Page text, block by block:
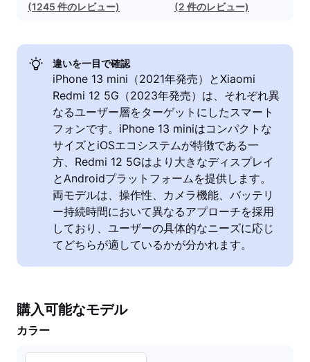
(1245 件のレビュー)
(2 件のレビュー)
違いを一目で確認
iPhone 13 mini（2021年発売）とXiaomi
Redmi 12 5G（2023年発売）は、それぞれ異
なるユーザー層をターゲットにしたスマート
フォンです。iPhone 13 miniはコンパクトな
サイズとiOSエコシステムが特徴である一
方、Redmi 12 5Gはより大きなディスプレイ
とAndroidプラットフォームを提供します。
両モデルは、操作性、カメラ機能、バッテリ
ー持続時間において異なるアプローチを採用
しており、ユーザーの具体的なニーズに応じ
てどちらが適しているかが分かれます。
購入可能なモデル
カラー